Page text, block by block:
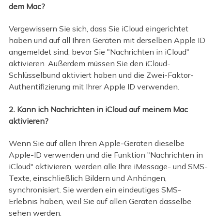
dem Mac?
Vergewissern Sie sich, dass Sie iCloud eingerichtet
haben und auf all Ihren Geräten mit derselben Apple ID
angemeldet sind, bevor Sie "Nachrichten in iCloud"
aktivieren. Außerdem müssen Sie den iCloud-
Schlüsselbund aktiviert haben und die Zwei-Faktor-
Authentifizierung mit Ihrer Apple ID verwenden.
2. Kann ich Nachrichten in iCloud auf meinem Mac
aktivieren?
Wenn Sie auf allen Ihren Apple-Geräten dieselbe
Apple-ID verwenden und die Funktion "Nachrichten in
iCloud" aktivieren, werden alle Ihre iMessage- und SMS-
Texte, einschließlich Bildern und Anhängen,
synchronisiert. Sie werden ein eindeutiges SMS-
Erlebnis haben, weil Sie auf allen Geräten dasselbe
sehen werden.